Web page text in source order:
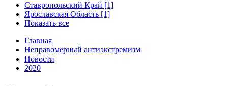
Ставропольский Край [1]
Ярославская Область [1]
Показать все
Главная
Неправомерный антиэкстремизм
Новости
2020